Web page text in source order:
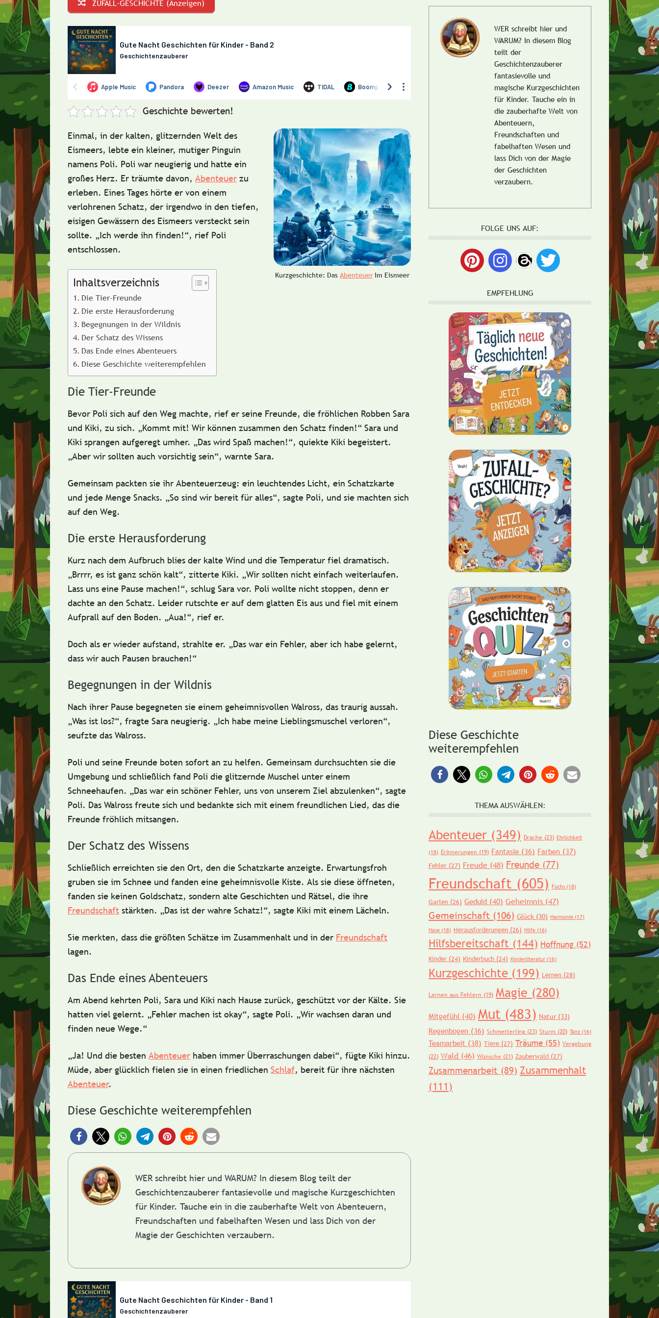
ZUFALL-GESCHICHTE (Anzeigen)
Geschichte bewerten!
Kurzgeschichte: Das AbenteuerIm Eismeer
Einmal, in der kalten, glitzernden Welt des
Eismeers, lebte ein kleiner, mutiger Pinguin
namens Poli. Poli war neugierig und hatte ein
großes Herz. Er träumte davon, Abenteuer zu
erleben. Eines Tages hörte er von einem
verlohrenen Schatz, der irgendwo in den tiefen,
eisigen Gewässern des Eismeers versteckt sein
sollte. „Ich werde ihn finden!“, rief Poli
entschlossen.
Inhaltsverzeichnis
Die Tier-Freunde
Die erste Herausforderung
Begegnungen in der Wildnis
Der Schatz des Wissens
Das Ende eines Abenteuers
Diese Geschichte weiterempfehlen
Die Tier-Freunde
Bevor Poli sich auf den Weg machte, rief er seine Freunde, die fröhlichen Robben Sara
und Kiki, zu sich. „Kommt mit! Wir können zusammen den Schatz finden!“ Sara und
Kiki sprangen aufgeregt umher. „Das wird Spaß machen!“, quiekte Kiki begeistert.
„Aber wir sollten auch vorsichtig sein“, warnte Sara.
Gemeinsam packten sie ihr Abenteuerzeug: ein leuchtendes Licht, ein Schatzkarte
und jede Menge Snacks. „So sind wir bereit für alles“, sagte Poli, und sie machten sich
auf den Weg.
Die erste Herausforderung
Kurz nach dem Aufbruch blies der kalte Wind und die Temperatur fiel dramatisch.
„Brrrr, es ist ganz schön kalt“, zitterte Kiki. „Wir sollten nicht einfach weiterlaufen.
Lass uns eine Pause machen!“, schlug Sara vor. Poli wollte nicht stoppen, denn er
dachte an den Schatz. Leider rutschte er auf dem glatten Eis aus und fiel mit einem
Aufprall auf den Boden. „Aua!“, rief er.
Doch als er wieder aufstand, strahlte er. „Das war ein Fehler, aber ich habe gelernt,
dass wir auch Pausen brauchen!“
Begegnungen in der Wildnis
Nach ihrer Pause begegneten sie einem geheimnisvollen Walross, das traurig aussah.
„Was ist los?“, fragte Sara neugierig. „Ich habe meine Lieblingsmuschel verloren“,
seufzte das Walross.
Poli und seine Freunde boten sofort an zu helfen. Gemeinsam durchsuchten sie die
Umgebung und schließlich fand Poli die glitzernde Muschel unter einem
Schneehaufen. „Das war ein schöner Fehler, uns von unserem Ziel abzulenken“, sagte
Poli. Das Walross freute sich und bedankte sich mit einem freundlichen Lied, das die
Freunde fröhlich mitsangen.
Der Schatz des Wissens
Schließlich erreichten sie den Ort, den die Schatzkarte anzeigte. Erwartungsfroh
gruben sie im Schnee und fanden eine geheimnisvolle Kiste. Als sie diese öffneten,
fanden sie keinen Goldschatz, sondern alte Geschichten und Rätsel, die ihre
Freundschaft stärkten. „Das ist der wahre Schatz!“, sagte Kiki mit einem Lächeln.
Sie merkten, dass die größten Schätze im Zusammenhalt und in der Freundschaft
lagen.
Das Ende eines Abenteuers
Am Abend kehrten Poli, Sara und Kiki nach Hause zurück, geschützt vor der Kälte. Sie
hatten viel gelernt. „Fehler machen ist okay“, sagte Poli. „Wir wachsen daran und
finden neue Wege.“
„Ja! Und die besten Abenteuer haben immer Überraschungen dabei“, fügte Kiki hinzu.
Müde, aber glücklich fielen sie in einen friedlichen Schlaf, bereit für ihre nächsten
Abenteuer.
Diese Geschichte weiterempfehlen
WER schreibt hier und WARUM? In diesem Blog teilt der
Geschichtenzauberer fantasievolle und magische Kurzgeschichten
für Kinder. Tauche ein in die zauberhafte Welt von Abenteuern,
Freundschaften und fabelhaften Wesen und lass Dich von der
Magie der Geschichten verzaubern.
WER schreibt hier und
WARUM? In diesem Blog
teilt der
Geschichtenzauberer
fantasievolle und
magische Kurzgeschichten
für Kinder. Tauche ein in
die zauberhafte Welt von
Abenteuern,
Freundschaften und
fabelhaften Wesen und
lass Dich von der Magie
der Geschichten
verzaubern.
FOLGE UNS AUF:
EMPFEHLUNG
Diese Geschichte
weiterempfehlen
THEMA AUSWÄHLEN:
Abenteuer (349) Drache (23) Ehrlichkeit
(18) Erinnerungen (19) Fantasie (36) Farben (37)
Fehler (27) Freude (48) Freunde (77)
Freundschaft (605) Fuchs (18)
Garten (26) Geduld (40) Geheimnis (47)
Gemeinschaft (106) Glück (30) Harmonie (17)
Hase (18) Herausforderungen (26) Hilfe (16)
Hilfsbereitschaft (144) Hoffnung (52)
Kinder (24) Kinderbuch (24) Kinderliteratur (16)
Kurzgeschichte (199) Lernen (28)
Lernen aus Fehlern (19) Magie (280)
Mitgefühl (40) Mut (483) Natur(33)
Regenbogen (36) Schmetterling (23) Sturm (20) Tanz (16)
Teamarbeit (38) Tiere (27) Träume (55) Vergebung
(22) Wald (46) Wünsche (21) Zauberwald (27)
Zusammenarbeit (89) Zusammenhalt
(111)